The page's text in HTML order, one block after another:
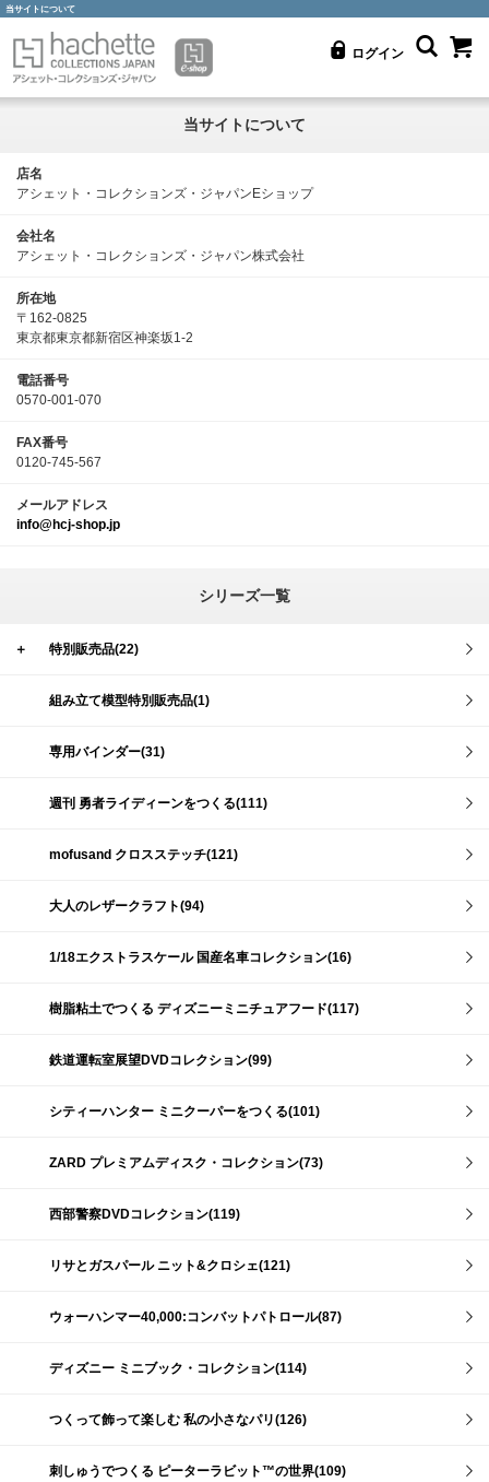
当サイトについて
ログイン
当サイトについて
店名
アシェット・コレクションズ・ジャパンEショップ
会社名
アシェット・コレクションズ・ジャパン株式会社
所在地
〒162-0825
東京都東京都新宿区神楽坂1-2
電話番号
0570-001-070
FAX番号
0120-745-567
メールアドレス
info@hcj-shop.jp
シリーズ一覧
＋ 特別販売品(22)
組み立て模型特別販売品(1)
専用バインダー(31)
週刊 勇者ライディーンをつくる(111)
mofusand クロスステッチ(121)
大人のレザークラフト(94)
1/18エクストラスケール 国産名車コレクション(16)
樹脂粘土でつくる ディズニーミニチュアフード(117)
鉄道運転室展望DVDコレクション(99)
シティーハンター ミニクーパーをつくる(101)
ZARD プレミアムディスク・コレクション(73)
西部警察DVDコレクション(119)
リサとガスパール ニット&クロシェ(121)
ウォーハンマー40,000:コンバットパトロール(87)
ディズニー ミニブック・コレクション(114)
つくって飾って楽しむ 私の小さなパリ(126)
刺しゅうでつくる ピーターラビット™の世界(109)